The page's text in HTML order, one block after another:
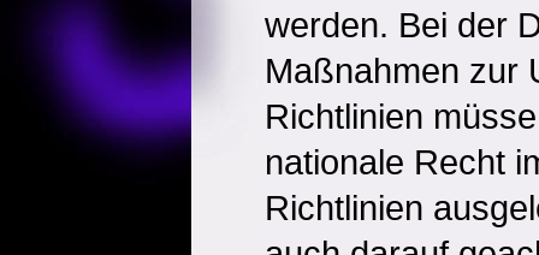
werden. Bei der
Maßnahmen zur
Richtlinien
nationale Recht
Richtlinien